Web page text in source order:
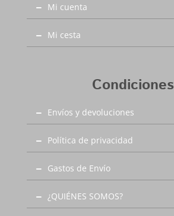
Mi cuenta
Mi cesta
Condiciones
Envíos y devoluciones
Política de privacidad
Gastos de Envío
¿QUIÉNES SOMOS?